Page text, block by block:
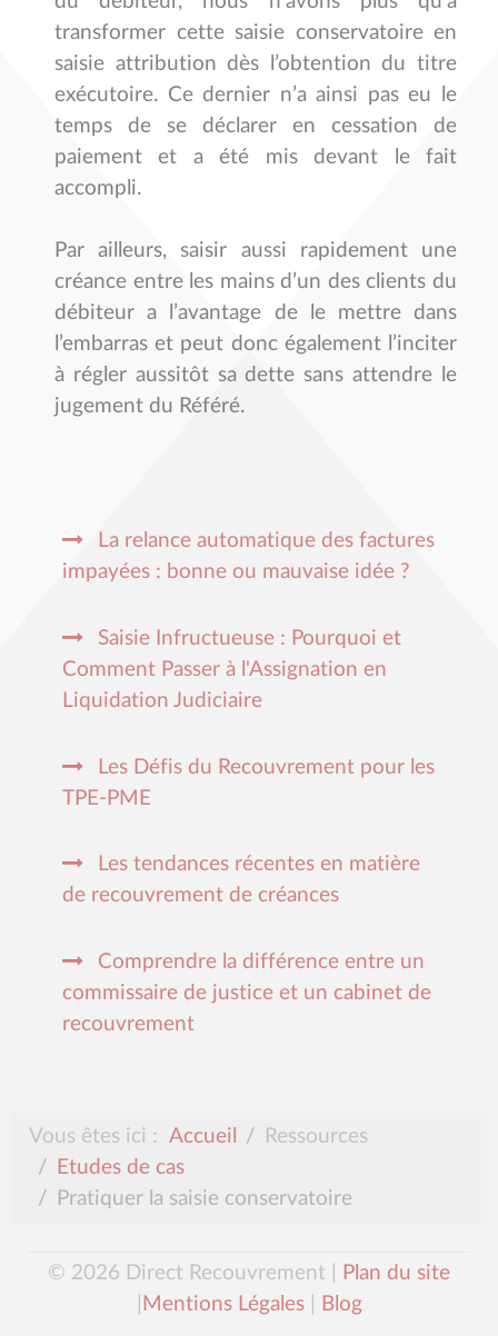
transformer cette saisie conservatoire en
saisie attribution dès l’obtention du titre
exécutoire. Ce dernier n’a ainsi pas eu le
temps de se déclarer en cessation de
paiement et a été mis devant le fait
accompli.
Par ailleurs, saisir aussi rapidement une
créance entre les mains d’un des clients du
débiteur a l’avantage de le mettre dans
l’embarras et peut donc également l’inciter
à régler aussitôt sa dette sans attendre le
jugement du Référé.
La relance automatique des factures
impayées : bonne ou mauvaise idée ?
Saisie Infructueuse : Pourquoi et
Comment Passer à l'Assignation en
Liquidation Judiciaire
Les Défis du Recouvrement pour les
TPE-PME
Les tendances récentes en matière
de recouvrement de créances
Comprendre la différence entre un
commissaire de justice et un cabinet de
recouvrement
Vous êtes ici : Accueil
Ressources
Etudes de cas
Pratiquer la saisie conservatoire
© 2026 Direct Recouvrement |
Plan du site
Mentions Légales| Blog